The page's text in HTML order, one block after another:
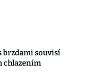
brzdami souvisí
chlazením